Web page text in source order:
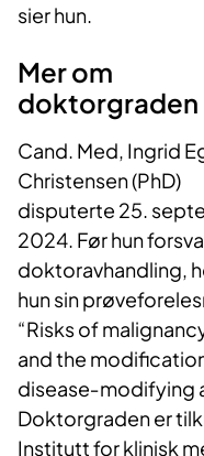
sier hun.
Mer om
doktorgraden
Cand. Med, Ingrid
Christensen (PhD)
disputerte 25.
2024. Før hun
doktoravhandling,
hun sin
“Risks of
and the
disease‐modifying
Doktorgraden er
Institutt for klinisk